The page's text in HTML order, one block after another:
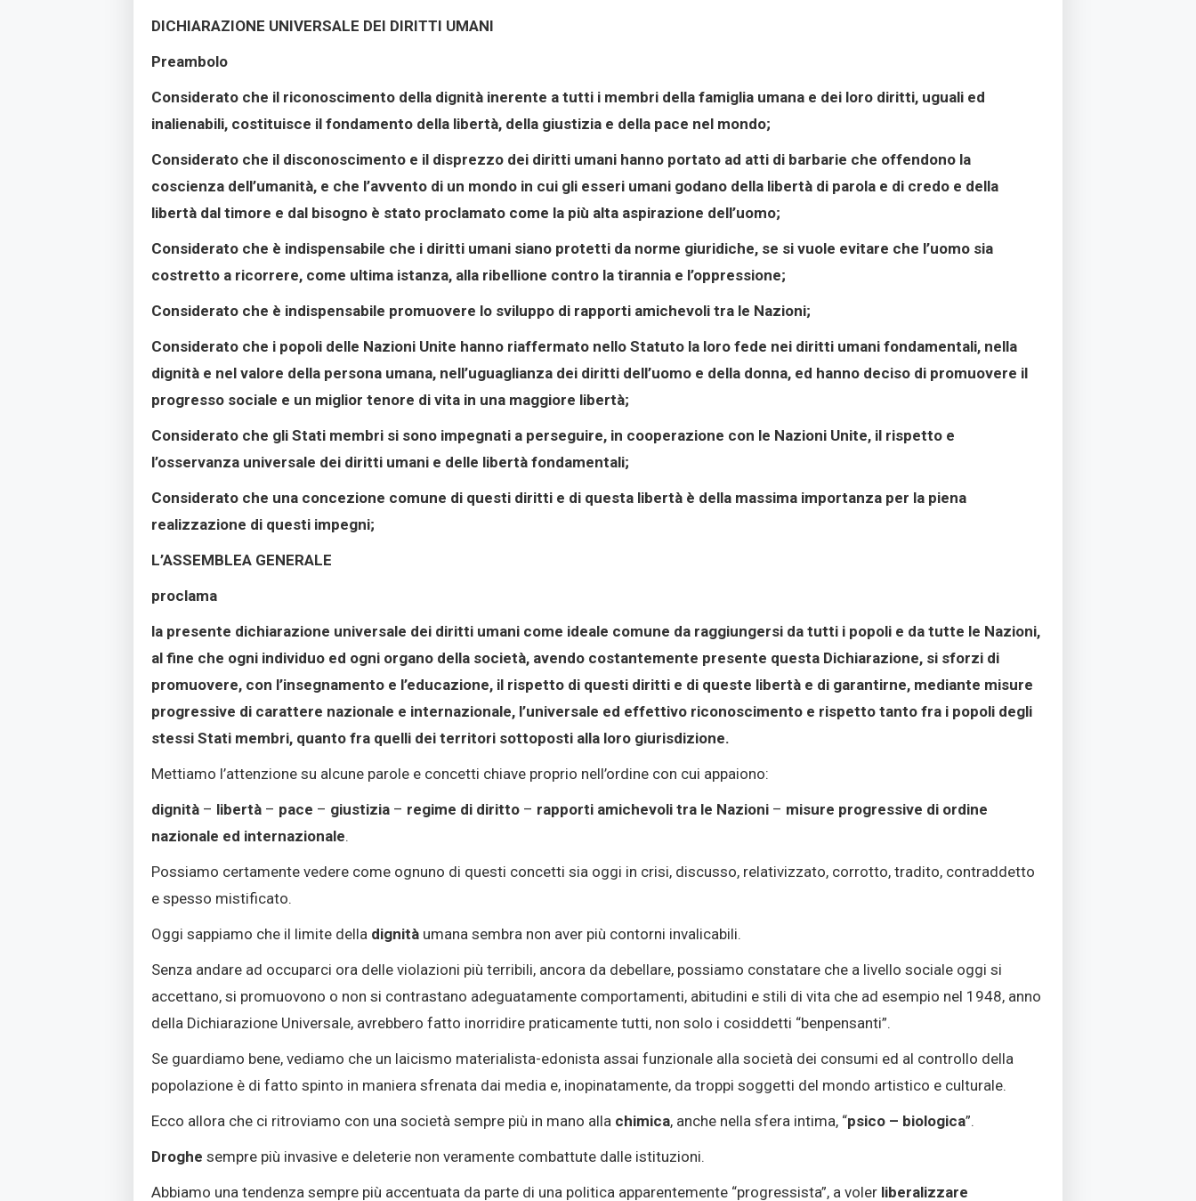
DICHIARAZIONE UNIVERSALE DEI DIRITTI UMANI
Preambolo
Considerato che il riconoscimento della dignità inerente a tutti i membri della famiglia umana e dei loro diritti, uguali ed
inalienabili, costituisce il fondamento della libertà, della giustizia e della pace nel mondo;
Considerato che il disconoscimento e il disprezzo dei diritti umani hanno portato ad atti di barbarie che offendono la
coscienza dell’umanità, e che l’avvento di un mondo in cui gli esseri umani godano della libertà di parola e di credo e della
libertà dal timore e dal bisogno è stato proclamato come la più alta aspirazione dell’uomo;
Considerato che è indispensabile che i diritti umani siano protetti da norme giuridiche, se si vuole evitare che l’uomo sia
costretto a ricorrere, come ultima istanza, alla ribellione contro la tirannia e l’oppressione;
Considerato che è indispensabile promuovere lo sviluppo di rapporti amichevoli tra le Nazioni;
Considerato che i popoli delle Nazioni Unite hanno riaffermato nello Statuto la loro fede nei diritti umani fondamentali, nella
dignità e nel valore della persona umana, nell’uguaglianza dei diritti dell’uomo e della donna, ed hanno deciso di promuovere il
progresso sociale e un miglior tenore di vita in una maggiore libertà;
Considerato che gli Stati membri si sono impegnati a perseguire, in cooperazione con le Nazioni Unite, il rispetto e
l’osservanza universale dei diritti umani e delle libertà fondamentali;
Considerato che una concezione comune di questi diritti e di questa libertà è della massima importanza per la piena
realizzazione di questi impegni;
L’ASSEMBLEA GENERALE
proclama
la presente dichiarazione universale dei diritti umani come ideale comune da raggiungersi da tutti i popoli e da tutte le Nazioni,
al fine che ogni individuo ed ogni organo della società, avendo costantemente presente questa Dichiarazione, si sforzi di
promuovere, con l’insegnamento e l’educazione, il rispetto di questi diritti e di queste libertà e di garantirne, mediante misure
progressive di carattere nazionale e internazionale, l’universale ed effettivo riconoscimento e rispetto tanto fra i popoli degli
stessi Stati membri, quanto fra quelli dei territori sottoposti alla loro giurisdizione.
Mettiamo l’attenzione su alcune parole e concetti chiave proprio nell’ordine con cui appaiono:
dignità – libertà – pace – giustizia – regime di diritto – rapporti amichevoli tra le Nazioni – misure progressive di ordine
nazionale ed internazionale.
Possiamo certamente vedere come ognuno di questi concetti sia oggi in crisi, discusso, relativizzato, corrotto, tradito, contraddetto
e spesso mistificato.
Oggi sappiamo che il limite della dignità umana sembra non aver più contorni invalicabili.
Senza andare ad occuparci ora delle violazioni più terribili, ancora da debellare, possiamo constatare che a livello sociale oggi si
accettano, si promuovono o non si contrastano adeguatamente comportamenti, abitudini e stili di vita che ad esempio nel 1948, anno
della Dichiarazione Universale, avrebbero fatto inorridire praticamente tutti, non solo i cosiddetti “benpensanti”.
Se guardiamo bene, vediamo che un laicismo materialista-edonista assai funzionale alla società dei consumi ed al controllo della
popolazione è di fatto spinto in maniera sfrenata dai media e, inopinatamente, da troppi soggetti del mondo artistico e culturale.
Ecco allora che ci ritroviamo con una società sempre più in mano alla chimica, anche nella sfera intima, “psico – biologica”.
Droghe sempre più invasive e deleterie non veramente combattute dalle istituzioni.
Abbiamo una tendenza sempre più accentuata da parte di una politica apparentemente “progressista”, a voler liberalizzare